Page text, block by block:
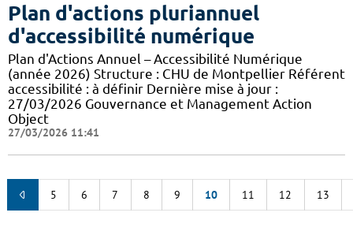
Plan d'actions pluriannuel
d'accessibilité numérique
Plan d'Actions Annuel – Accessibilité Numérique
(année 2026) Structure : CHU de Montpellier Référent
accessibilité : à définir Dernière mise à jour :
27/03/2026 Gouvernance et Management Action
Object
27/03/2026 11:41
5 6 7 8 9 10 11 12 13